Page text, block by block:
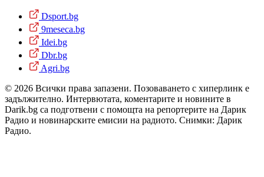
Dsport.bg
9meseca.bg
Idei.bg
Dbr.bg
Agri.bg
© 2026 Всички права запазени. Позоваването с хиперлинк е
задължително. Интервютата, коментарите и новините в
Darik.bg са подготвени с помощта на репортерите на Дарик
Радио и новинарските емисии на радиото. Снимки: Дарик
Радио.